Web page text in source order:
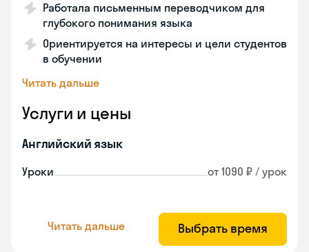
Работала письменным переводчиком для
глубокого понимания языка
Ориентируется на интересы и цели студентов
в обучении
Читать дальше
Услуги и цены
Английский язык
Уроки от 1090 ₽ / урок
Читать дальше Выбрать время